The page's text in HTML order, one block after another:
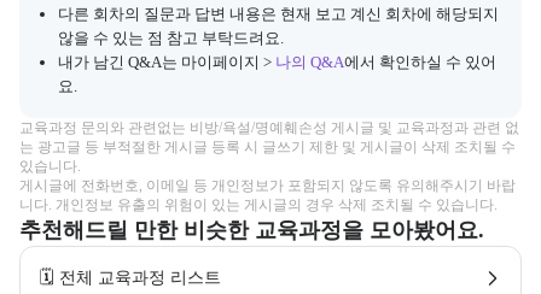
다른 회차의 질문과 답변 내용은 현재 보고 계신 회차에 해당되지
않을 수 있는 점 참고 부탁드려요.
내가 남긴 Q&A는 마이페이지 > 나의 Q&A에서 확인하실 수 있어
요.
교육과정 문의와 관련없는 비방/욕설/명예훼손성 게시글 및 교육과정과 관련 없
는 광고글 등 부적절한 게시글 등록 시 글쓰기 제한 및 게시글이 삭제 조치될 수
있습니다.
게시글에 전화번호, 이메일 등 개인정보가 포함되지 않도록 유의해주시기 바랍
니다. 개인정보 유출의 위험이 있는 게시글의 경우 삭제 조치될 수 있습니다.
추천해드릴 만한 비슷한 교육과정을 모아봤어요.
🗓️ 전체 교육과정 리스트